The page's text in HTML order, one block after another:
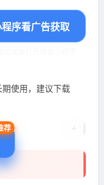
序看广告获取
或者打开微信小程序
使用，建议下载